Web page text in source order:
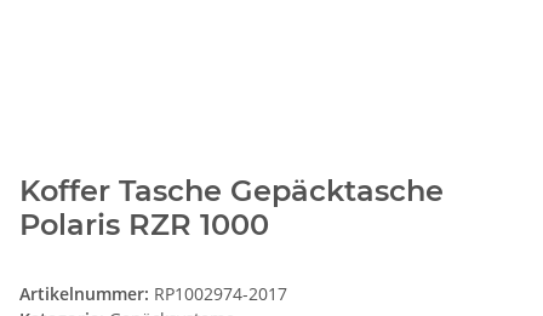
Koffer Tasche Gepäcktasche
Polaris RZR 1000
Artikelnummer: RP1002974-2017